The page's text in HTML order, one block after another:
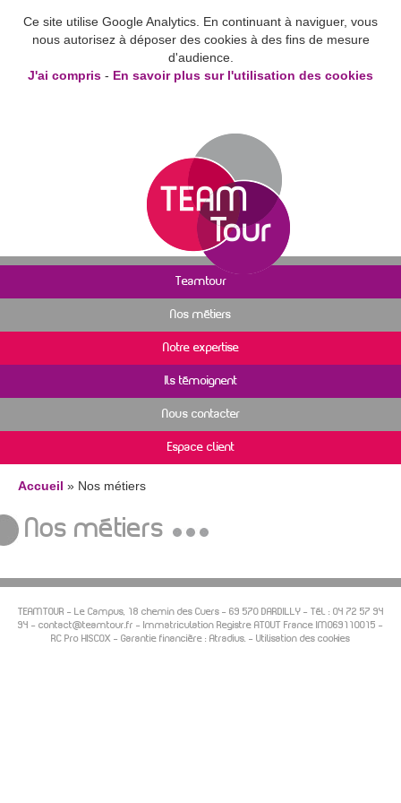
Ce site utilise Google Analytics. En continuant à naviguer, vous
nous autorisez à déposer des cookies à des fins de mesure
d'audience.
J'ai compris - En savoir plus sur l'utilisation des cookies
Teamtour
Nos métiers
Notre expertise
Ils témoignent
Nous contacter
Espace client
Accueil » Nos métiers
Nos métiers
TEAMTOUR - Le Campus, 18 chemin des Cuers– 69 570 DARDILLY- Tél. : 04 72 57 94
94 - contact@teamtour.fr - Immatriculation Registre ATOUT France IM069110015 -
RC Pro HISCOX - Garantie financière : Atradius. - Utilisation des cookies